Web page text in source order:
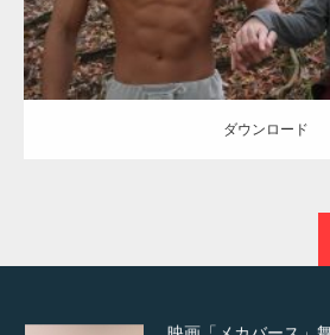
ダウンロード
NHK「所さん！事件
た（6/8放送）
映画「メカバース」